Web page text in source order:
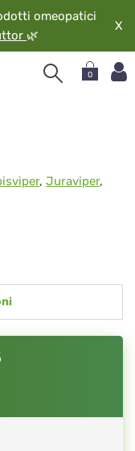
omeopatici
🌿
X
0
, Juraviper,